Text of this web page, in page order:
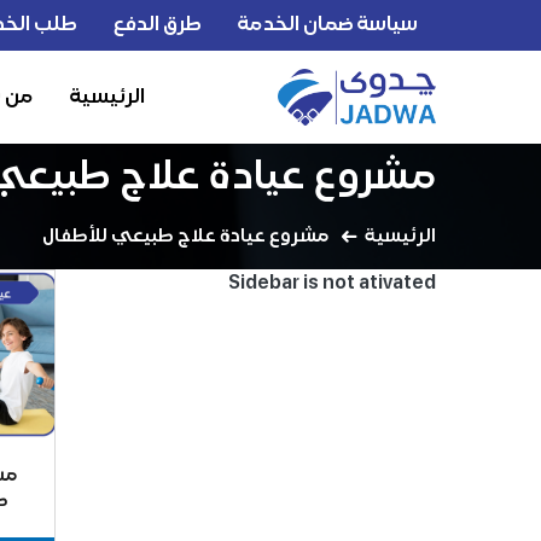
سياسة ضمان الخدمة طرق الدفع طلب
الرئيسية من
مشروع عيادة علاج
الرئيسية مشروع عيادة علاج طبيعي للأطفال
Sidebar is not ativated